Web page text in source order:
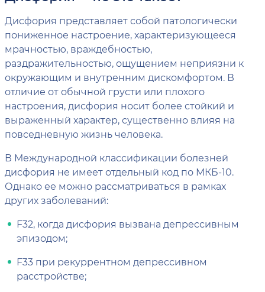
Дисфория представляет собой патологически
пониженное настроение, характеризующееся
мрачностью, враждебностью,
раздражительностью, ощущением неприязни к
окружающим и внутренним дискомфортом. В
отличие от обычной грусти или плохого
настроения, дисфория носит более стойкий и
выраженный характер, существенно влияя на
повседневную жизнь человека.
В Международной классификации болезней
дисфория не имеет отдельный код по МКБ-10.
Однако ее можно рассматриваться в рамках
других заболеваний:
F32, когда дисфория вызвана депрессивным
эпизодом;
F33 при рекуррентном депрессивном
расстройстве;